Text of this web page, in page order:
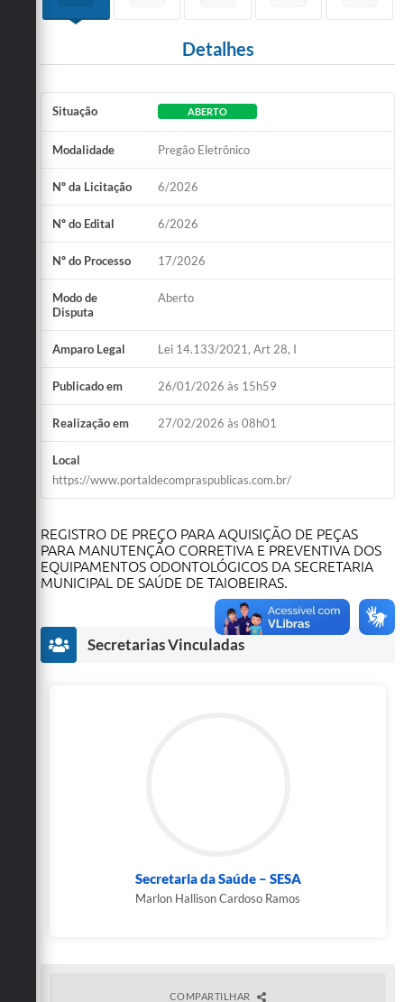
Legislação
Notícias
Conselho Tutelar.
Carta de Serviços
Obras
Emprega
Galeria de Fotos
Galeria de Vídeos
Serviços Online
Enquete
Telefones Úteis
Sala M. do Empreendedor
Detalhes
Situação ABERTO
Modalidade Pregão Eletrônico
Nº da Licitação 6/2026
Nº do Edital 6/2026
Nº do Processo 17/2026
Modo de
Disputa
Aberto
Amparo Legal Lei 14.133/2021, Art 28, I
Publicado em 26/01/2026 às 15h59
Realização em 27/02/2026 às 08h01
Local
https://www.portaldecompraspublicas.com.br/
REGISTRO DE PREÇO PARA AQUISIÇÃO DE PEÇAS
PARA MANUTENÇÃO CORRETIVA E PREVENTIVA DOS
EQUIPAMENTOS ODONTOLÓGICOS DA SECRETARIA
MUNICIPAL DE SAÚDE DE TAIOBEIRAS.
Secretarias Vinculadas
Secretaria da Saúde – SESA
Marlon Hallison Cardoso Ramos
COMPARTILHAR